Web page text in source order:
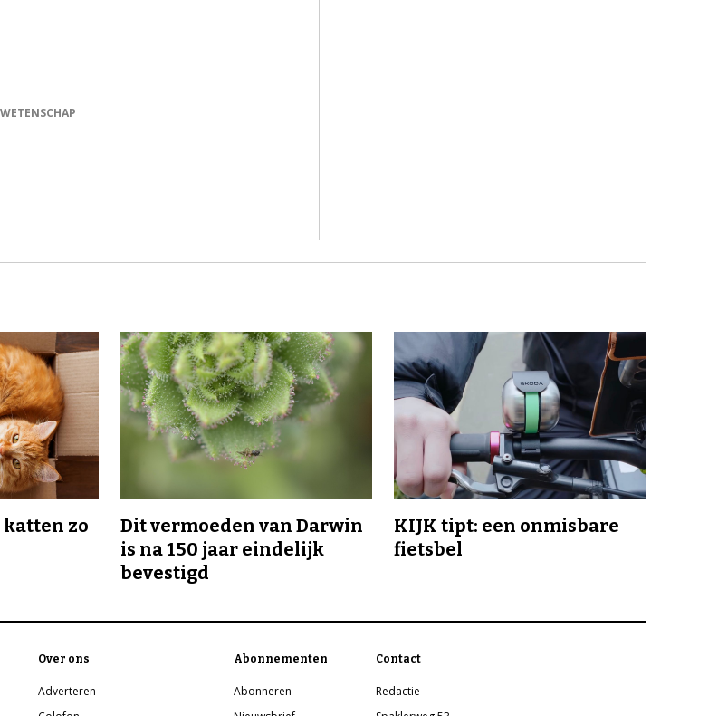
WETENSCHAP
zo
Dit vermoeden van Darwin
is na 150 jaar eindelijk
bevestigd
KIJK tipt: een onmisbare
fietsbel
Over ons
Adverteren
Abonnementen
Abonneren
Contact
Redactie